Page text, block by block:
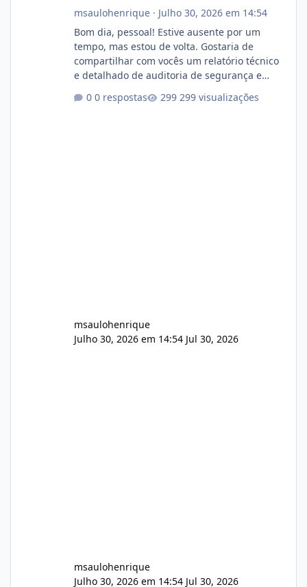
msaulohenrique· Julho 30, 2026 em 14:54
Bom dia, pessoal! Estive ausente por um
tempo, mas estou de volta. Gostaria de
compartilhar com vocês um relatório técnico
e detalhado de auditoria de segurança e
atualmente em circulação e comercialização
0 respostas 299 visualizações
msaulohenrique
Julho 30, 2026 em 14:54 Jul 30, 2026
msaulohenrique
Julho 30, 2026 em 14:54 Jul 30, 2026